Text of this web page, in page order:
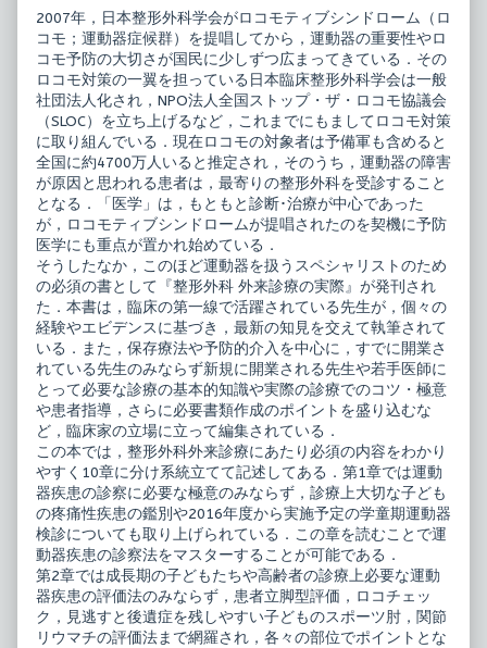
た
め
の
整
形
外
科
外
来
診
療
の
際
published
on
ペ
シ
ャ
リ
ス
ト
の
た
め
の
整
外
科
外
来
診
療
の
実
際,
2007年，日本整形外科学会がロコモティブシンドローム（ロ
コモ；運動器症候群）を提唱してから，運動器の重要性やロ
コモ予防の大切さが国民に少しずつ広まってきている．その
ロコモ対策の一翼を担っている日本臨床整形外科学会は一般
社団法人化され，NPO法人全国ストップ・ザ・ロコモ協議会
（SLOC）を立ち上げるなど，これまでにもましてロコモ対策
に取り組んでいる．現在ロコモの対象者は予備軍も含めると
全国に約4700万人いると推定され，そのうち，運動器の障害
が原因と思われる患者は，最寄りの整形外科を受診すること
となる．「医学」は，もともと診断･治療が中心であった
が，ロコモティブシンドロームが提唱されたのを契機に予防
医学にも重点が置かれ始めている．
そうしたなか，このほど運動器を扱うスペシャリストのため
の必須の書として『整形外科 外来診療の実際』が発刊され
た．本書は，臨床の第一線で活躍されている先生が，個々の
経験やエビデンスに基づき，最新の知見を交えて執筆されて
いる．また，保存療法や予防的介入を中心に，すでに開業さ
れている先生のみならず新規に開業される先生や若手医師に
とって必要な診療の基本的知識や実際の診療でのコツ・極意
や患者指導，さらに必要書類作成のポイントを盛り込むな
ど，臨床家の立場に立って編集されている．
この本では，整形外科外来診療にあたり必須の内容をわかり
やすく10章に分け系統立てて記述してある．第1章では運動
器疾患の診察に必要な極意のみならず，診療上大切な子ども
の疼痛性疾患の鑑別や2016年度から実施予定の学童期運動器
検診についても取り上げられている．この章を読むことで運
動器疾患の診察法をマスターすることが可能である．
第2章では成長期の子どもたちや高齢者の診療上必要な運動
器疾患の評価法のみならず，患者立脚型評価，ロコチェッ
ク，見逃すと後遺症を残しやすい子どものスポーツ肘，関節
リウマチの評価法まで網羅され，各々の部位でポイントとな